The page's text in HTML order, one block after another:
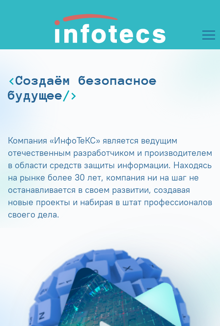
Создаём безопасное
будущее
Компания «ИнфоТеКС» является ведущим
отечественным разработчиком и производителем
в области средств защиты информации. Находясь
на рынке более 30 лет, компания ни на шаг не
останавливается в своем развитии, создавая
новые проекты и набирая в штат профессионалов
своего дела.